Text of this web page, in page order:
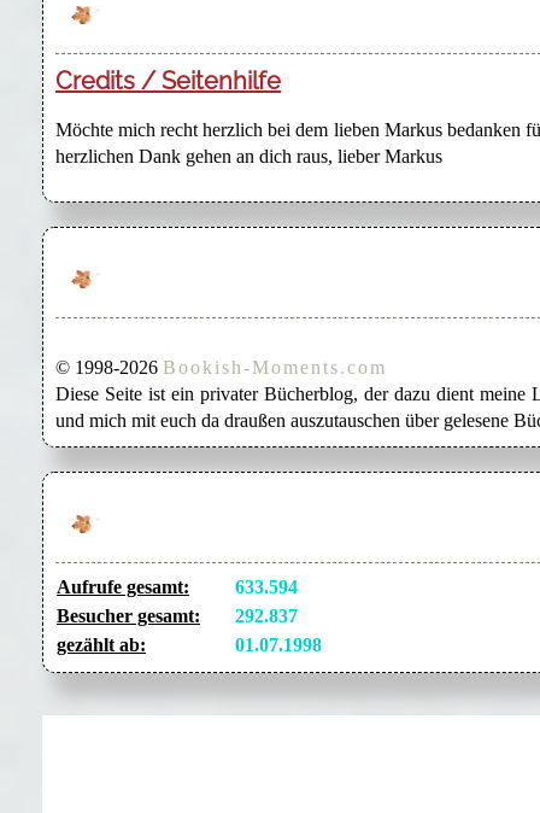
Credits / Seitenhilfe
Möchte mich recht herzlich bei dem lieben Markus bedanken
herzlichen Dank gehen an dich raus, lieber Markus
© 1998-2026 Bookish-Moments.com
Diese Seite ist ein privater Bücherblog, der dazu dient meine
und mich mit euch da draußen auszutauschen über gelesene
Aufrufe gesamt:
633.594
Besucher gesamt:
292.837
gezählt ab:
01.07.1998